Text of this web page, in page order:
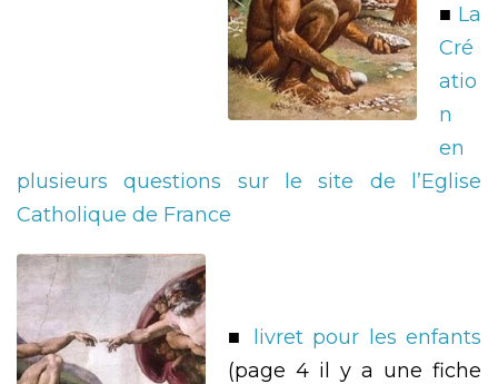
■ La
Cré
atio
n
en
plusieurs questions sur le site de l’Eglise
Catholique de France
■ livret pour les enfants
(page 4 il y a une fiche